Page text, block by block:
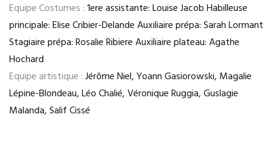
Equipe Costumes :1ere assistante: Louise Jacob Habilleuse
principale: Elise Cribier-Delande Auxiliaire prépa: Sarah Lormant
Stagiaire prépa: Rosalie Ribiere Auxiliaire plateau: Agathe
Hochard
Equipe artistique :Jérôme Niel, Yoann Gasiorowski, Magalie
Lépine-Blondeau, Léo Chalié, Véronique Ruggia, Guslagie
Malanda, Salif Cissé